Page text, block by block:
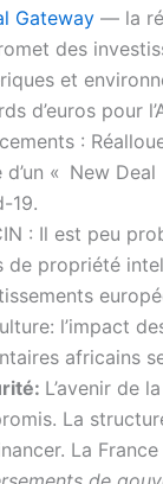
Gateway — la
des
et
d’euros pour
:
d’un « New
19.
: Il est peu
de propriété
l’impact
africains
L’avenir de
La
La